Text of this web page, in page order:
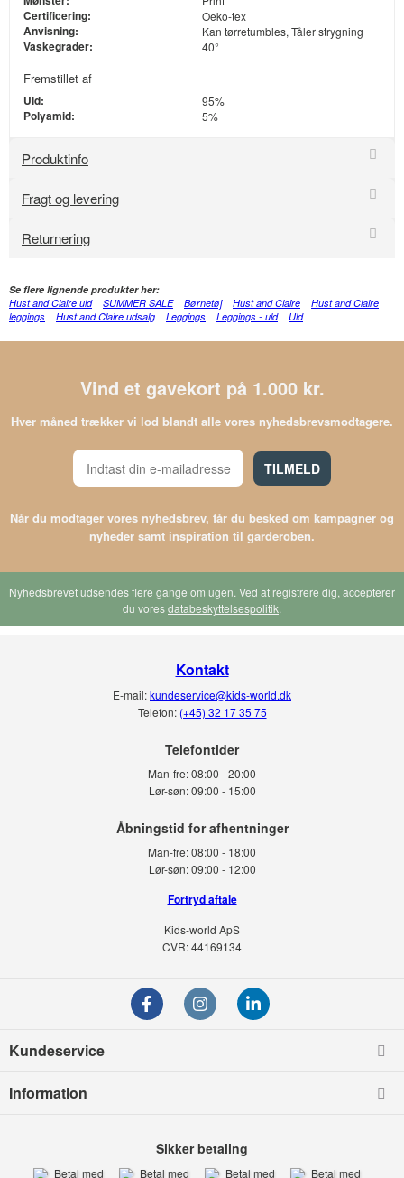
Certificering: Oeko-tex
Anvisning: Kan tørretumbles, Tåler strygning
Vaskegrader: 40°
Fremstillet af
Uld: 95%
Polyamid: 5%
Produktinfo
Fragt og levering
Returnering
Se flere lignende produkter her:
Hust and Claire uld
SUMMER SALE Børnetøj Hust and Claire
Hust and Claire
leggings
Hust and Claire udsalg Leggings Leggings - uld Uld
Vind et gavekort på 1.000 kr.
Hver måned trækker vi lod blandt alle vores nyhedsbrevsmodtagere.
TILMELD
Når du modtager vores nyhedsbrev, får du besked om kampagner og
nyheder samt inspiration til garderoben.
Nyhedsbrevet udsendes flere gange om ugen. Ved at registrere dig, accepterer
du voresdatabeskyttelsespolitik.
Kontakt
E-mail:kundeservice@kids-world.dk
Telefon: (+45) 32 17 35 75
Telefontider
Man-fre:08:00 - 20:00
Lør-søn: 09:00 - 15:00
Man-fre:08:00 - 18:00
Lør-søn:09:00 - 12:00
Fortryd aftale
Kids-world ApS
CVR: 44169134
Kundeservice
Information
Sikker betaling